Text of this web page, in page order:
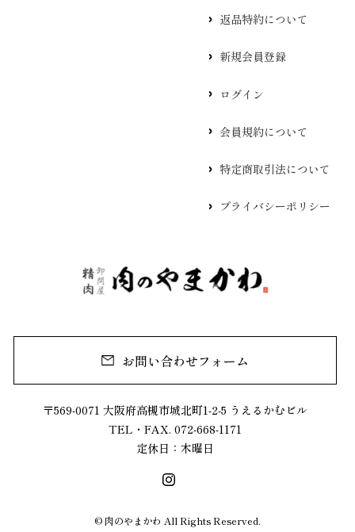
お問い合わせフォーム
〒569-0071 大阪府高槻市城北町1-2-5 うえるかむビル
TEL・FAX. 072-668-1171
定休日：木曜日
返品特約について
新規会員登録
ログイン
会員規約について
特定商取引法について
プライバシーポリシー
© 肉のやまかわ All Rights Reserved.